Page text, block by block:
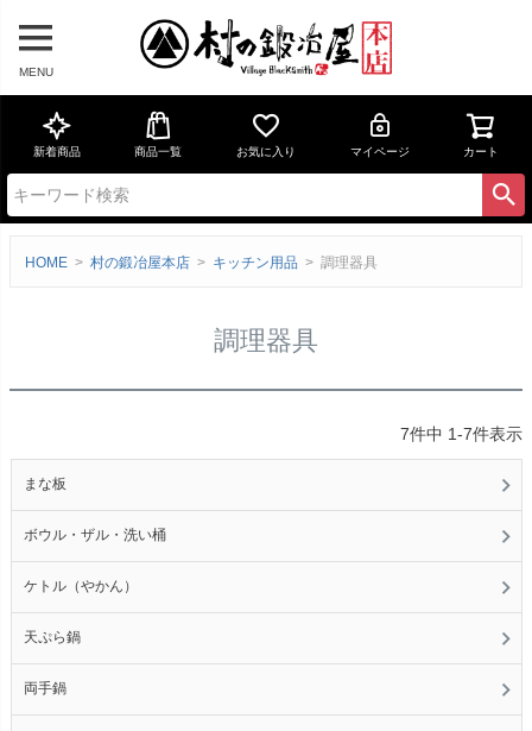
MENU
新着商品 商品一覧 お気に入り マイページ カート
HOME 村の鍛冶屋本店 キッチン用品 調理器具
調理器具
7件中 1-7件表示
まな板
ボウル・ザル・洗い桶
ケトル（やかん）
天ぷら鍋
両手鍋